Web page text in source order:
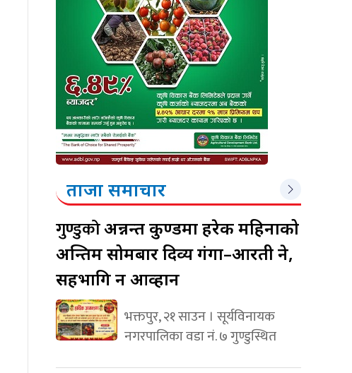
ताजा समाचार
गुण्डुकोअन्नन्त कुण्डमा हरेक महिनाको
अन्तिम सोमबार दिव्य गंगा–आरती हुने,
सहभागि हुन आव्हान
भक्तपुर, २१ साउन । सूर्यविनायक
नगरपालिका वडा नं. ७ गुण्डुस्थित